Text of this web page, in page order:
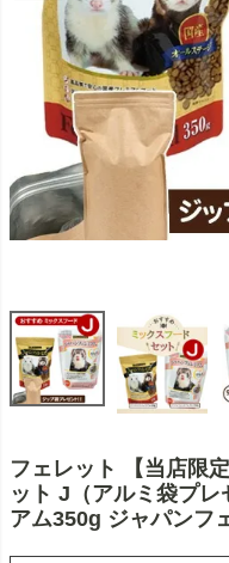
フェレット 【当店限
ット J（アルミ袋プレ
アム350g ジャパンフ